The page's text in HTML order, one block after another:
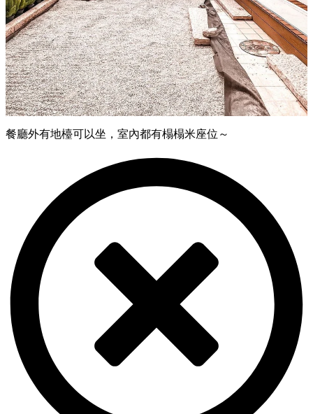
餐廳外有地檯可以坐，室內都有榻榻米座位～